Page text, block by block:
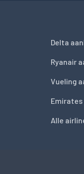
Delta
Ryanair
Vueling
Alle